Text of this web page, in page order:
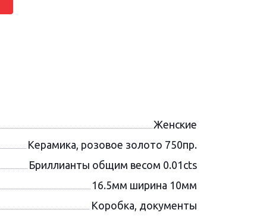
Женские
Керамика, розовое золото 750пр.
Бриллианты общим весом 0.01cts
16.5мм ширина 10мм
Коробка, документы